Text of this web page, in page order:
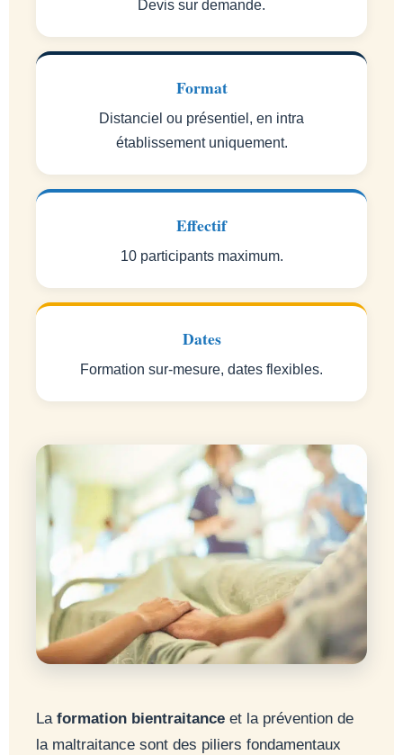
Devis sur demande.
Format
Distanciel ou présentiel, en intra
établissement uniquement.
Effectif
10 participants maximum.
Dates
Formation sur-mesure, dates flexibles.
La formation bientraitance et la prévention de
la maltraitance sont des piliers fondamentaux